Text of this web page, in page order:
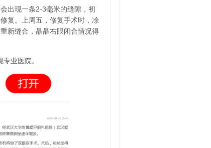
出现一条2-3毫米的缝隙，初
复。上周五，修复手术时，凃
新缝合，晶晶右眼闭合情况得
业医院。